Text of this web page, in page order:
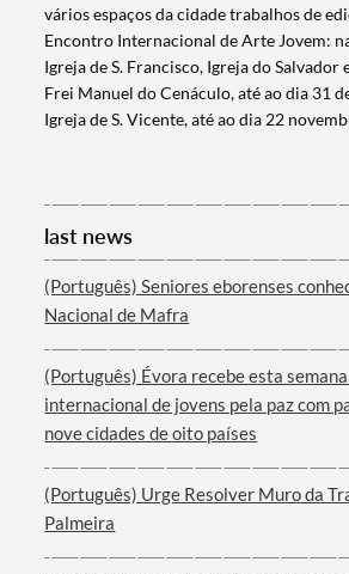
Search term
vários espaços da cidade trabalhos de
Encontro Internacional de Arte Jovem:
Igreja de S. Francisco, Igreja do Salvador
Frei Manuel do Cenáculo, até ao dia 31
Igreja de S. Vicente, até ao dia 22
last news
(Português) Seniores eborenses
Nacional de Mafra
(Português) Évora recebe esta
internacional de jovens pela paz com
nove cidades de oito países
(Português) Urge Resolver Muro da
Palmeira